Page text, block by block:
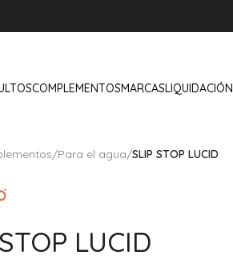
COMPLEMENTOSMARCASLIQUIDACIÓN
/Para el agua/SLIP STOP LUCID
LUCID